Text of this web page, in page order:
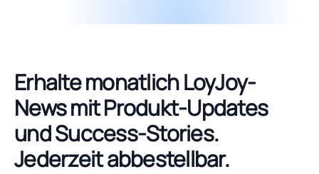
Erhalte monatlich LoyJoy-
News mit Produkt-Updates
und Success-Stories.
Jederzeit abbestellbar.